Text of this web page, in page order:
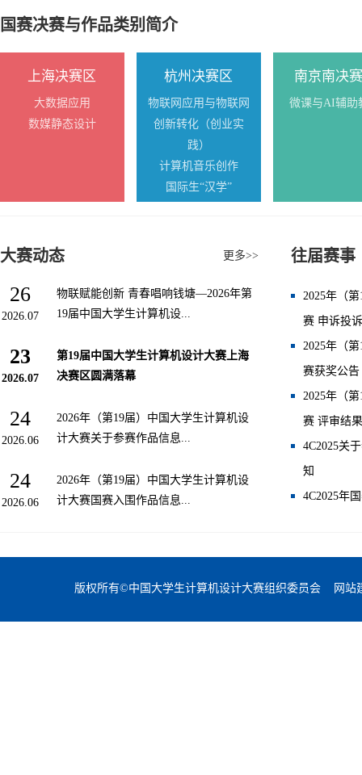
国赛决赛与作品类别简介
上海决赛区
大数据应用
数媒静态设计
杭州决赛区
物联网应用与物联网
创新转化（创业实
践）
计算机音乐创作
国际生“汉学”
南京南决
微课与AI辅助
大赛动态 更多>>
26
2026.07
物联赋能创新 青春唱响钱塘—2026年第
19届中国大学生计算机设...
23
2026.07
第19届中国大学生计算机设计大赛上海
决赛区圆满落幕
24
2026.06
2026年（第19届）中国大学生计算机设
计大赛关于参赛作品信息...
24
2026.06
2026年（第19届）中国大学生计算机设
计大赛国赛入围作品信息...
往届赛事
2025年（
赛 申诉投
2025年（
赛获奖公告
2025年（
赛 评审结
4C2025关
知
4C2025年
版权所有©中国大学生计算机设计大赛组织委员会 网站